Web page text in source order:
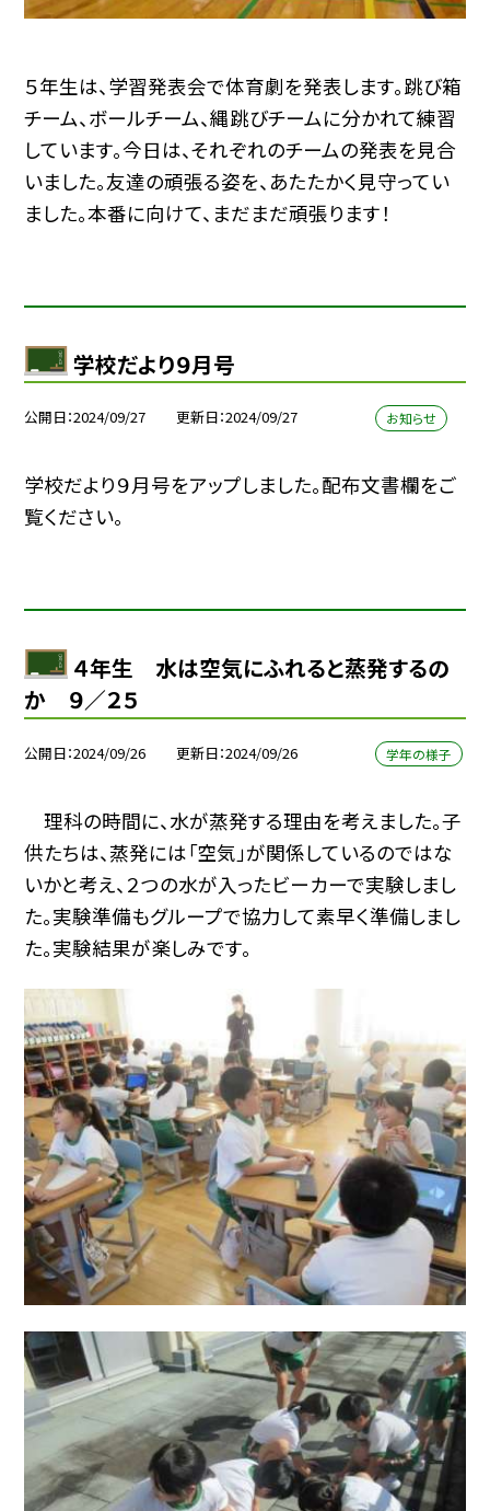
５年生は、学習発表会で体育劇を発表します。跳び箱
チーム、ボールチーム、縄跳びチームに分かれて練習
しています。今日は、それぞれのチームの発表を見合
いました。友達の頑張る姿を、あたたかく見守ってい
ました。本番に向けて、まだまだ頑張ります！
学校だより９月号
公開日 2024/09/27 更新日 2024/09/27 お知らせ
学校だより９月号をアップしました。配布文書欄をご
覧ください。
４年生 水は空気にふれると蒸発するの
か ９／２５
公開日 2024/09/26 更新日 2024/09/26 学年の様子
理科の時間に、水が蒸発する理由を考えました。子
供たちは、蒸発には「空気」が関係しているのではな
いかと考え、２つの水が入ったビーカーで実験しまし
た。実験準備もグループで協力して素早く準備しまし
た。実験結果が楽しみです。